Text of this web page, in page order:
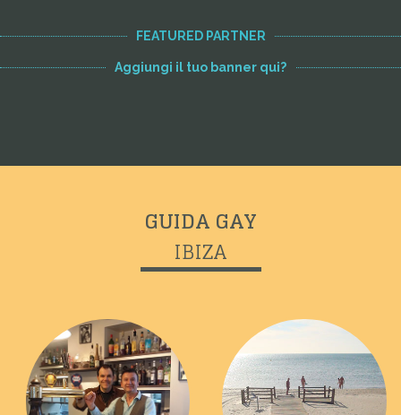
FEATURED PARTNER
Aggiungi il tuo banner qui?
GUIDA GAY
IBIZA